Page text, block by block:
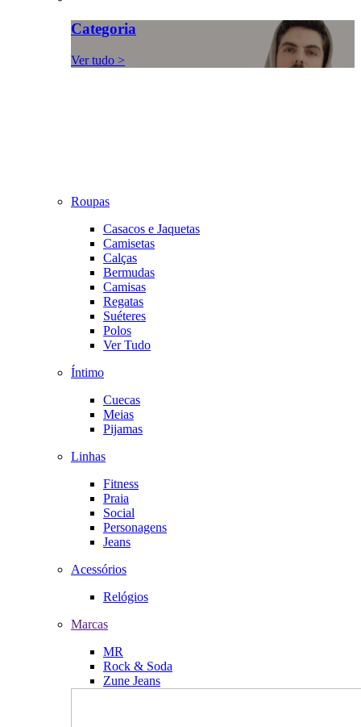
Categoria
Ver tudo >
Roupas
Casacos e Jaquetas
Camisetas
Calças
Bermudas
Camisas
Regatas
Suéteres
Polos
Ver Tudo
Íntimo
Cuecas
Meias
Pijamas
Linhas
Fitness
Praia
Social
Personagens
Jeans
Acessórios
Relógios
Marcas
MR
Rock & Soda
Zune Jeans